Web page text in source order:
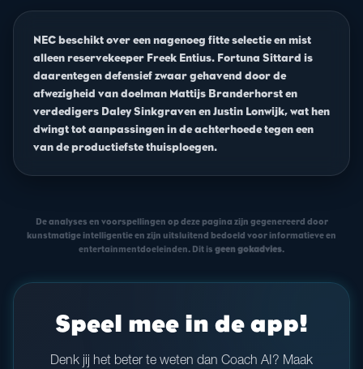
NEC beschikt over een nagenoeg fitte selectie en mist
alleen reservekeeper Freek Entius. Fortuna Sittard is
daarentegen defensief zwaar gehavend door de
afwezigheid van doelman Mattijs Branderhorst en
verdedigers Daley Sinkgraven en Justin Lonwijk, wat hen
dwingt tot aanpassingen in de achterhoede tegen een
van de productiefste thuisploegen.
De analyses en voorspellingen op deze pagina zijn gegenereerd door
kunstmatige intelligentie en zijn uitsluitend bedoeld voor informatieve en
entertainmentdoeleinden. Dit is geen gokadvies.
Speel mee in de app!
Denk jij het beter te weten dan Coach AI? Maak